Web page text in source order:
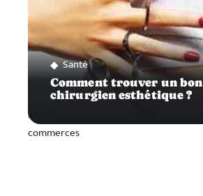
Santé
Comment trouver un bon
chirurgien esthétique ?